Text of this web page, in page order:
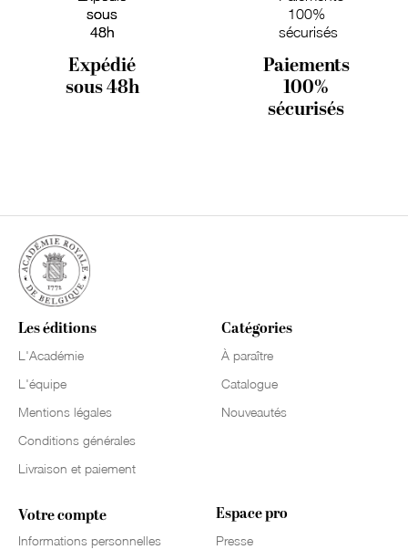
Expédié
sous 48h
Paiements
100%
sécurisés
Les éditions
L'Académie
L'équipe
Mentions légales
Conditions générales
Livraison et paiement
Catégories
À paraître
Catalogue
Nouveautés
Votre compte
Informations personnelles
Espace pro
Presse